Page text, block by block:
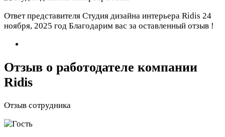
Ответ представителя Студия дизайна интерьера Ridis 24
ноября, 2025 год Благодарим вас за оставленный отзыв !
Отзыв о работодателе компании
Ridis
Отзыв сотрудника